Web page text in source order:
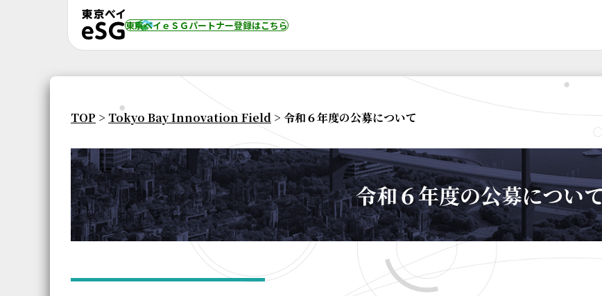
東京ベイｅＳＧパートナー登録はこちら
TOP > Tokyo Bay Innovation Field > 令和６年度の公募について
令和６年度の公募につい